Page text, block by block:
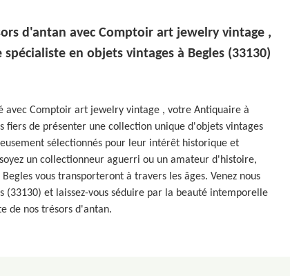
d'antan avec Comptoir art jewelry vintage ,
en objets vintages à Begles (33130)
avec Comptoir art jewelry vintage , votre Antiquaire à
fiers de présenter une collection unique d'objets vintages
sélectionnés pour leur intérêt historique et
un collectionneur aguerri ou un amateur d'histoire,
vous transporteront à travers les âges. Venez nous
(33130) et laissez-vous séduire par la beauté intemporelle
de nos trésors d'antan.